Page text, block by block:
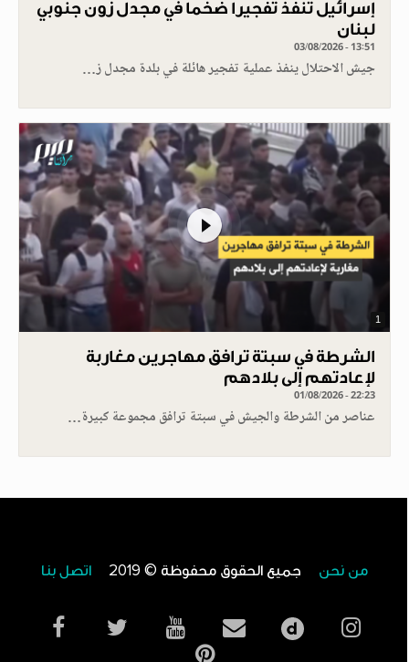
إسرائيل تنفذ تفجيرا ضخما في مجدل زون جنوبي
لبنان
03/08/2026 - 13:51
جيش الاحتلال ينفذ عملية تفجير هائلة في بلدة مجدل ز…
1
الشرطة في سبتة ترافق مهاجرين مغاربة
لإعادتهم إلى بلادهم
01/08/2026 - 22:23
عناصر من الشرطة والجيش في سبتة ترافق مجموعة كبيرة…
من نحن جميع الحقوق محفوظة © 2019 اتصل بنا